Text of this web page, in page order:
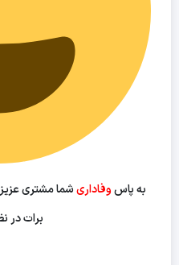
به پاسوفاداریشما مشتری
برات در